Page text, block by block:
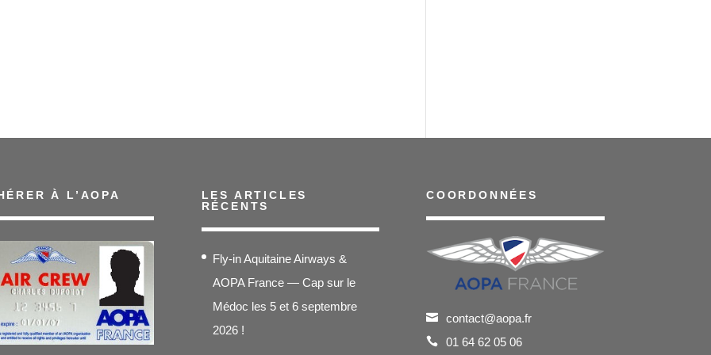
À L’AOPA
LES ARTICLES
RÉCENTS
Fly-in Aquitaine Airways &
AOPA France — Cap sur le
Médoc les 5 et 6 septembre
2026 !
COORDONNÉES
contact@aopa.fr
01 64 62 05 06